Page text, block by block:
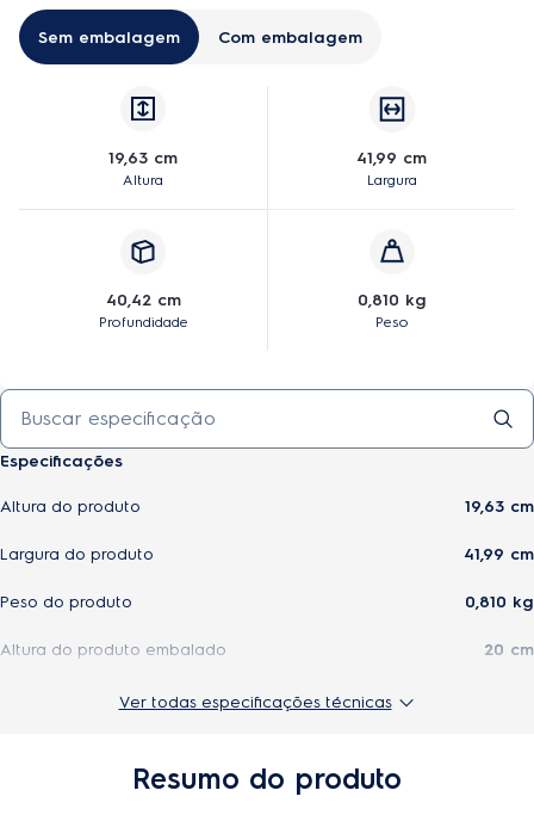
Sem embalagem Com embalagem
19,63 cm
Altura
41,99 cm
Largura
40,42 cm
Profundidade
0,810 kg
Peso
Especificações
Altura do produto 19,63 cm
Largura do produto 41,99 cm
Peso do produto 0,810 kg
Altura do produto embalado 20 cm
Profundidade do produto
Profundidade do produto embalado
Ver todas especificações técnicas
Resumo do produto